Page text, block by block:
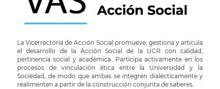
La Vicerrectoría de Acción Social promueve, gestiona y articula
el desarrollo de la Acción Social de la UCR con calidad,
pertinencia social y académica. Participa activamente en los
procesos de vinculación ética entre la Universidad y la
Sociedad, de modo que ambas se integren dialécticamente y
realimenten a partir de la construcción conjunta de saberes.